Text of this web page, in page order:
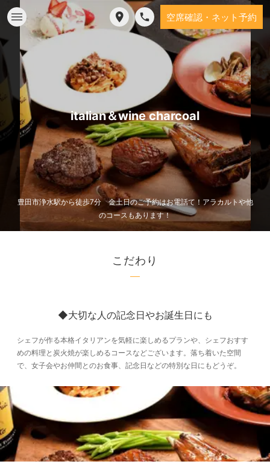
空席確認・ネット予約
italian＆wine charcoal
豊田市浄水駅から徒歩7分 金土日のご予約はお電話て！アラカルトや他
のコースもあります！
こだわり
◆大切な人の記念日やお誕生日にも
シェフが作る本格イタリアンを気軽に楽しめるプランや、シェフおすす
めの料理と炭火焼が楽しめるコースなどございます。落ち着いた空間
で、女子会やお仲間とのお食事、記念日などの特別な日にもどうぞ。